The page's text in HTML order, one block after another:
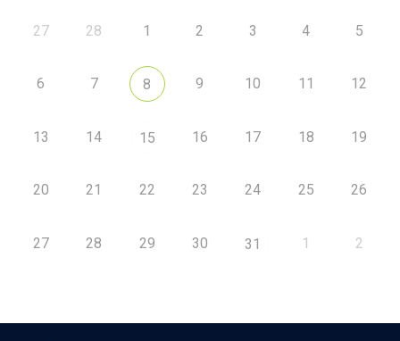
27 28 1 2 3 4 5
6 7 8 9 10 11 12
13 14 15 16 17 18 19
20 21 22 23 24 25 26
27 28 29 30 31 1 2